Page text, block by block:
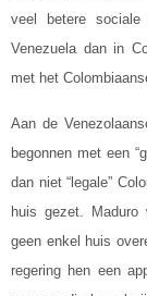
veel betere
Venezuela dan in
met het
Aan de
begonnen met een
dan niet “legale”
huis gezet. Maduro
geen enkel huis
regering hen een